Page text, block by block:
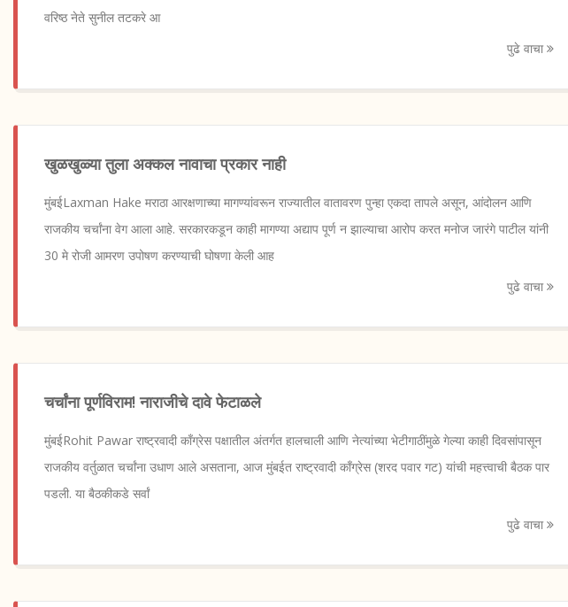
वरिष्ठ नेते सुनील तटकरे आ
पुढे वाचा
खुळखुळ्या तुला अक्कल नावाचा प्रकार नाही
मुंबईLaxman Hake मराठा आरक्षणाच्या मागण्यांवरून राज्यातील वातावरण पुन्हा एकदा तापले असून, आंदोलन आणि
राजकीय चर्चांना वेग आला आहे. सरकारकडून काही मागण्या अद्याप पूर्ण न झाल्याचा आरोप करत मनोज जारंगे पाटील यांनी
30 मे रोजी आमरण उपोषण करण्याची घोषणा केली आह
पुढे वाचा
चर्चांना पूर्णविराम! नाराजीचे दावे फेटाळले
मुंबईRohit Pawar राष्ट्रवादी काँग्रेस पक्षातील अंतर्गत हालचाली आणि नेत्यांच्या भेटीगाठींमुळे गेल्या काही दिवसांपासून
राजकीय वर्तुळात चर्चांना उधाण आले असताना, आज मुंबईत राष्ट्रवादी काँग्रेस (शरद पवार गट) यांची महत्त्वाची बैठक पार
पडली. या बैठकीकडे सर्वां
पुढे वाचा